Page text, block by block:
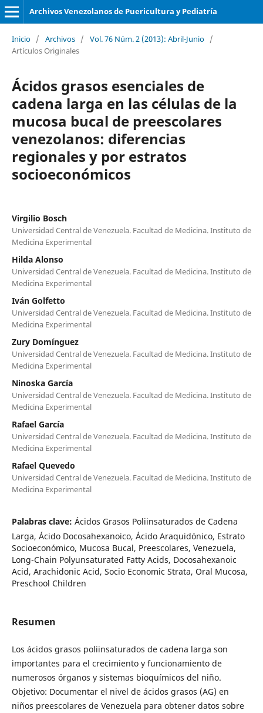
Archivos Venezolanos de Puericultura y Pediatría
Inicio / Archivos / Vol. 76 Núm. 2 (2013): Abril-Junio /
Artículos Originales
Ácidos grasos esenciales de
cadena larga en las células de la
mucosa bucal de preescolares
venezolanos: diferencias
regionales y por estratos
socioeconómicos
Virgilio Bosch
Universidad Central de Venezuela. Facultad de Medicina. Instituto de
Medicina Experimental
Hilda Alonso
Universidad Central de Venezuela. Facultad de Medicina. Instituto de
Medicina Experimental
Iván Golfetto
Universidad Central de Venezuela. Facultad de Medicina. Instituto de
Medicina Experimental
Zury Domínguez
Universidad Central de Venezuela. Facultad de Medicina. Instituto de
Medicina Experimental
Ninoska García
Universidad Central de Venezuela. Facultad de Medicina. Instituto de
Medicina Experimental
Rafael García
Universidad Central de Venezuela. Facultad de Medicina. Instituto de
Medicina Experimental
Rafael Quevedo
Universidad Central de Venezuela. Facultad de Medicina. Instituto de
Medicina Experimental
Palabras clave: Ácidos Grasos Poliinsaturados de Cadena
Larga, Ácido Docosahexanoico, Ácido Araquidónico, Estrato
Socioeconómico, Mucosa Bucal, Preescolares, Venezuela,
Long-Chain Polyunsaturated Fatty Acids, Docosahexanoic
Acid, Arachidonic Acid, Socio Economic Strata, Oral Mucosa,
Preschool Children
Resumen
Los ácidos grasos poliinsaturados de cadena larga son
importantes para el crecimiento y funcionamiento de
numerosos órganos y sistemas bioquímicos del niño.
Objetivo: Documentar el nivel de ácidos grasos (AG) en
niños preescolares de Venezuela para obtener datos sobre